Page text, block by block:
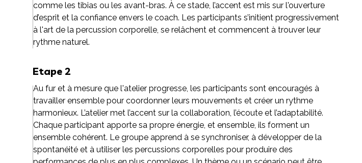
comme les tibias ou les avant-bras. À ce stade, l’accent est mis sur l'ouverture
d’esprit et la confiance envers le coach. Les participants s’initient progressivement
à l'art de la percussion corporelle, se relâchent et commencent à trouver leur
rythme naturel.
Etape 2
Au fur et à mesure que l'atelier progresse, les participants sont encouragés à
travailler ensemble pour coordonner leurs mouvements et créer un rythme
harmonieux. L’atelier met l’accent sur la collaboration, l’écoute et l’adaptabilité.
Chaque participant apporte sa propre énergie, et ensemble, ils forment un
ensemble cohérent. Le groupe apprend à se synchroniser, à développer de la
spontanéité et à utiliser les percussions corporelles pour produire des